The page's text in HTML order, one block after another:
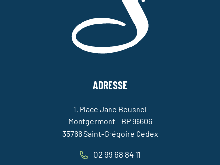
ADRESSE
1, Place Jane Beusnel
Montgermont - BP 96606
35766 Saint-Grégoire Cedex
02 99 68 84 11